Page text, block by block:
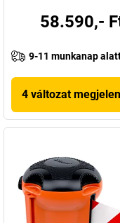
58.590,-
9-11 munkanap
4 változat